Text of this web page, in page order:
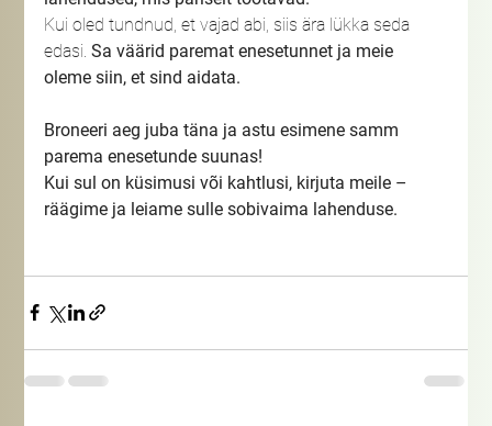
Kui oled tundnud, et vajad abi, siis ära lükka seda
edasi. Sa väärid paremat enesetunnet ja meie
oleme siin, et sind aidata.
Broneeri aeg juba täna ja astu esimene samm
parema enesetunde suunas!
Kui sul on küsimusi või kahtlusi, kirjuta meile –
räägime ja leiame sulle sobivaima lahenduse.